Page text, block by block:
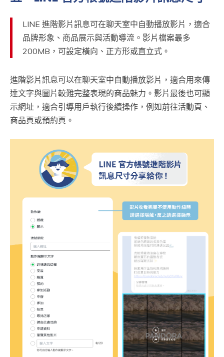
LINE 進階影片訊息可在聊天室中自動播放影片，適合
品牌形象、商品展示與活動導流。影片檔案最多
200MB，可設定橫向、正方形或直立式。
進階影片訊息可以在聊天室中自動播放影片，適合用來傳
達文字與圖片較難完整表現的商品魅力。影片最後也可顯
示網址，適合引導用戶執行後續操作，例如前往活動頁、
商品頁或預約頁。